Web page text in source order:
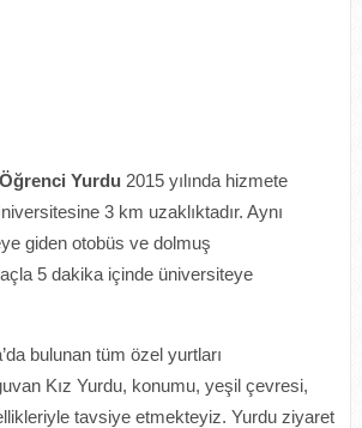
Yurdu 2015 yılında hizmete
3 km uzaklıktadır. Aynı
giden otobüs ve dolmuş
5 dakika içinde üniversiteye
bulunan tüm özel yurtları
Kız Yurdu, konumu, yeşil çevresi,
tavsiye etmekteyiz. Yurdu ziyaret